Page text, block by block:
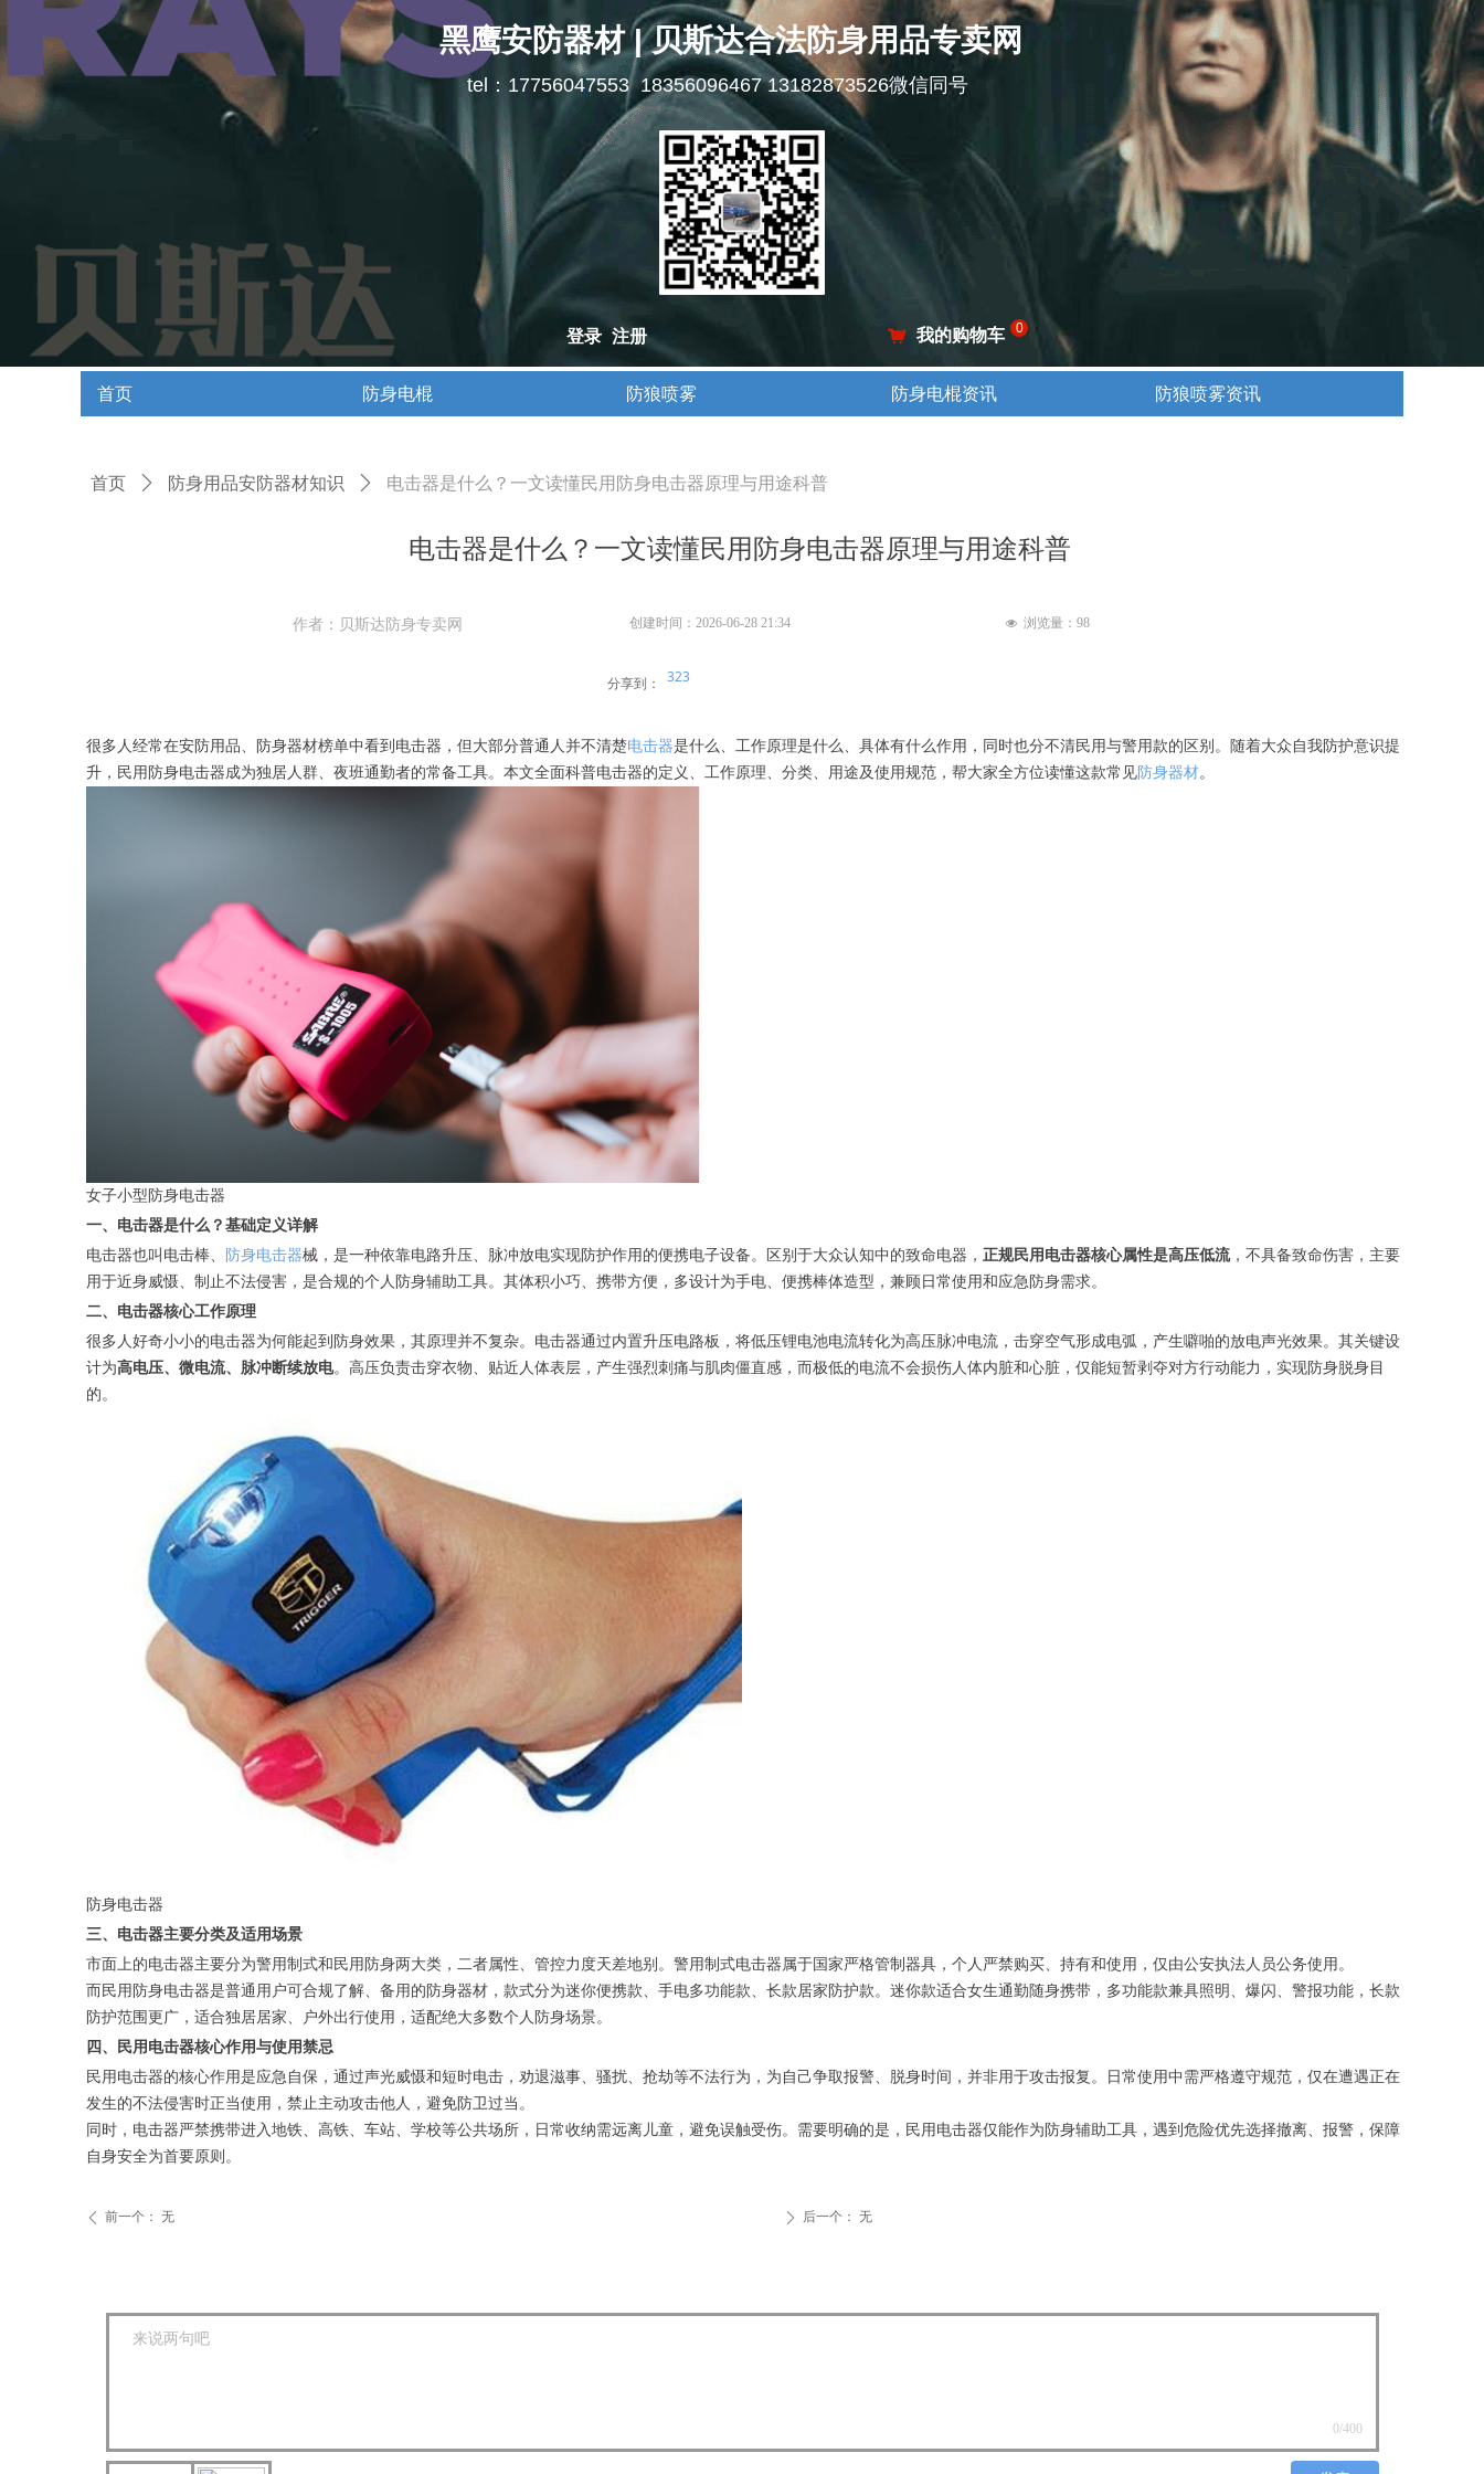
首页 防身电棍 防狼喷雾 防身电棍资讯 防狼喷雾资讯
黑鹰安防器材 | 贝斯达合法防身用品专卖网
낙 我的购物车 0
登录 注册
tel：17756047553 18356096467 13182873526微信同号
电击器是什么？一文读懂民用防身电击器原理与用途科普
很多人经常在安防用品、防身器材榜单中看到电击器，但大部分普通人并不清楚电击器是什么、工作原理是什么、具体有什么作用，同时也分不清民用与警用款的区别。随着大众自我防护意识提
升，民用防身电击器成为独居人群、夜班通勤者的常备工具。本文全面科普电击器的定义、工作原理、分类、用途及使用规范，帮大家全方位读懂这款常见防身器材。
女子小型防身电击器
一、电击器是什么？基础定义详解
电击器也叫电击棒、
防身电击器械，是一种依靠电路升压、脉冲放电实现防护作用的便携电子设备。区别于大众认知中的致命电器， 正规民用电击器核心属性是高压低流，不具备致命伤害，主要
用于近身威慑、制止不法侵害，是合规的个人防身辅助工具。其体积小巧、携带方便，多设计为手电、便携棒体造型，兼顾日常使用和应急防身需求。
二、电击器核心工作原理
很多人好奇小小的电击器为何能起到防身效果，其原理并不复杂。电击器通过内置升压电路板，将低压锂电池电流转化为高压脉冲电流，击穿空气形成电弧，产生噼啪的放电声光效果。其关键设
计为高电压、微电流、脉冲断续放电。高压负责击穿衣物、贴近人体表层，产生强烈刺痛与肌肉僵直感，而极低的电流不会损伤人体内脏和心脏，仅能短暂剥夺对方行动能力，实现防身脱身目
的。
防身电击器
三、电击器主要分类及适用场景
市面上的电击器主要分为警用制式和民用防身两大类，二者属性、管控力度天差地别。警用制式电击器属于国家严格管制器具，个人严禁购买、持有和使用，仅由公安执法人员公务使用。
而民用防身电击器是普通用户可合规了解、备用的防身器材，款式分为迷你便携款、手电多功能款、长款居家防护款。迷你款适合女生通勤随身携带，多功能款兼具照明、爆闪、警报功能，长款
防护范围更广，适合独居居家、户外出行使用，适配绝大多数个人防身场景。
四、民用电击器核心作用与使用禁忌
民用电击器的核心作用是应急自保，通过声光威慑和短时电击，劝退滋事、骚扰、抢劫等不法行为，为自己争取报警、脱身时间，并非用于攻击报复。日常使用中需严格遵守规范，仅在遭遇正在
发生的不法侵害时正当使用，禁止主动攻击他人，避免防卫过当。
同时，电击器严禁携带进入地铁、高铁、车站、学校等公共场所，日常收纳需远离儿童，避免误触受伤。需要明确的是，民用电击器仅能作为防身辅助工具，遇到危险优先选择撤离、报警，保障
自身安全为首要原则。
分享到： 323
创建时间： 2026-06-28 21:34
首页 ꄲ 防身用品安防器材知识 ꄲ 电击器是什么？一文读懂民用防身电击器原理与用途科普
0/400
作者：贝斯达防身专卖网
ꄴ 前一个： 无 ꄲ 后一个： 无
넶 浏览量： 98